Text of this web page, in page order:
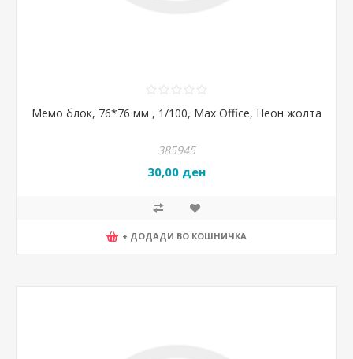
Мемо блок, 76*76 мм , 1/100, Max Office, Неон жолта
385945
30,00 ден
+ ДОДАДИ ВО КОШНИЧКА